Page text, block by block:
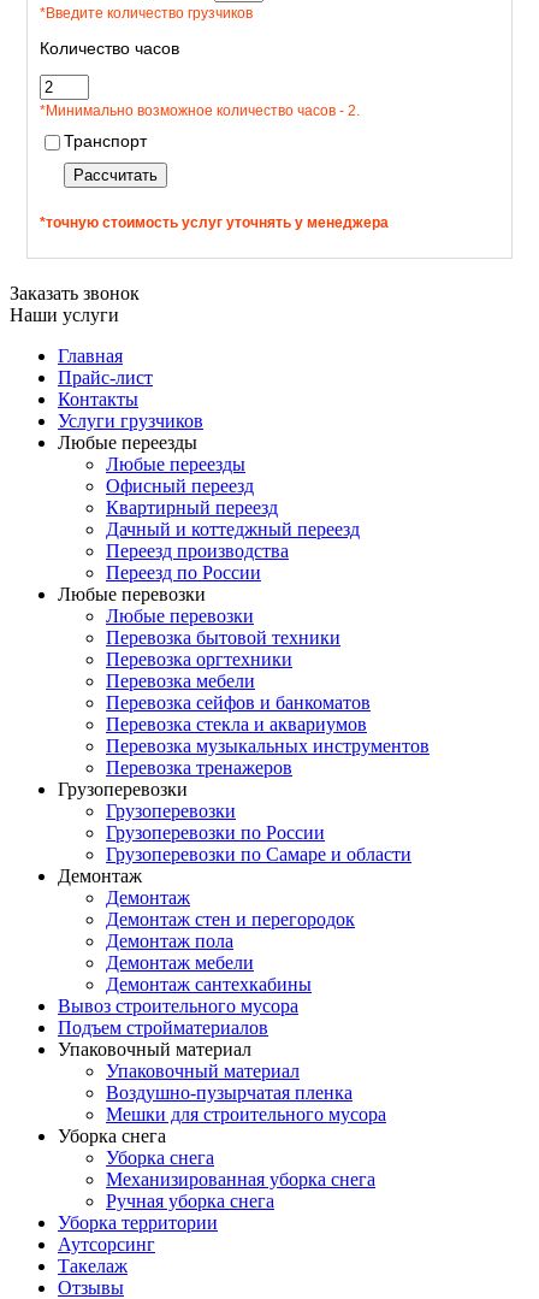
*Введите количество грузчиков
Количество часов
*Минимально возможное количество часов - 2.
Транспорт
Рассчитать
*точную стоимость услуг уточнять у менеджера
Заказать звонок
Наши услуги
Главная
Прайс-лист
Контакты
Услуги грузчиков
Любые переезды
Любые переезды
Офисный переезд
Квартирный переезд
Дачный и коттеджный переезд
Переезд производства
Переезд по России
Любые перевозки
Любые перевозки
Перевозка бытовой техники
Перевозка оргтехники
Перевозка мебели
Перевозка сейфов и банкоматов
Перевозка стекла и аквариумов
Перевозка музыкальных инструментов
Перевозка тренажеров
Грузоперевозки
Грузоперевозки
Грузоперевозки по России
Грузоперевозки по Самаре и области
Демонтаж
Демонтаж
Демонтаж стен и перегородок
Демонтаж пола
Демонтаж мебели
Демонтаж сантехкабины
Вывоз строительного мусора
Подъем стройматериалов
Упаковочный материал
Упаковочный материал
Воздушно-пузырчатая пленка
Мешки для строительного мусора
Уборка снега
Уборка снега
Механизированная уборка снега
Ручная уборка снега
Уборка территории
Аутсорсинг
Такелаж
Отзывы